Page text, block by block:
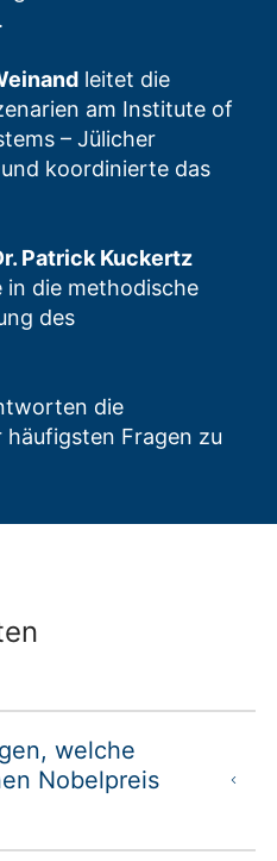
leitet die
am Institute of
– Jülicher
koordinierte das
Patrick Kuckertz
die methodische
des
die
häufigsten Fragen zu
welche
Nobelpreis